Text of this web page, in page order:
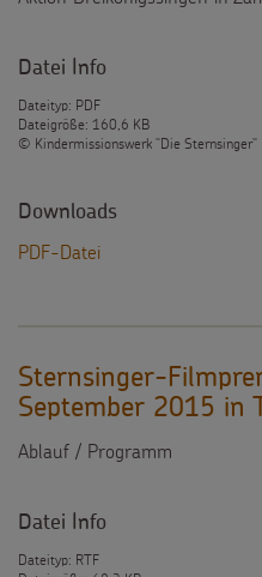
Datei Info
Dateityp: PDF
Dateigröße: 160,6 KB
© Kindermissionswerk "Die Sternsinger"
Downloads
PDF-Datei
Sternsinger-
September 2015 in
Ablauf / Programm
Datei Info
Dateityp: RTF